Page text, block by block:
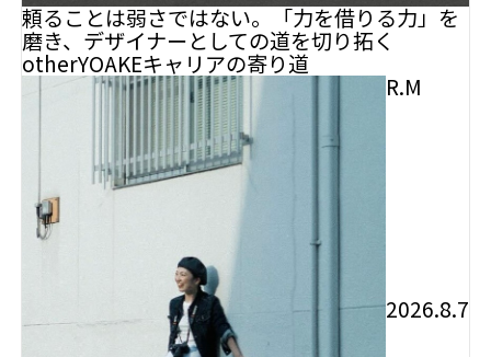
頼ることは弱さではない。「力を借りる力」を
磨き、デザイナーとしての道を切り拓く
otherYOAKEキャリアの寄り道
R.M
2026.8.7